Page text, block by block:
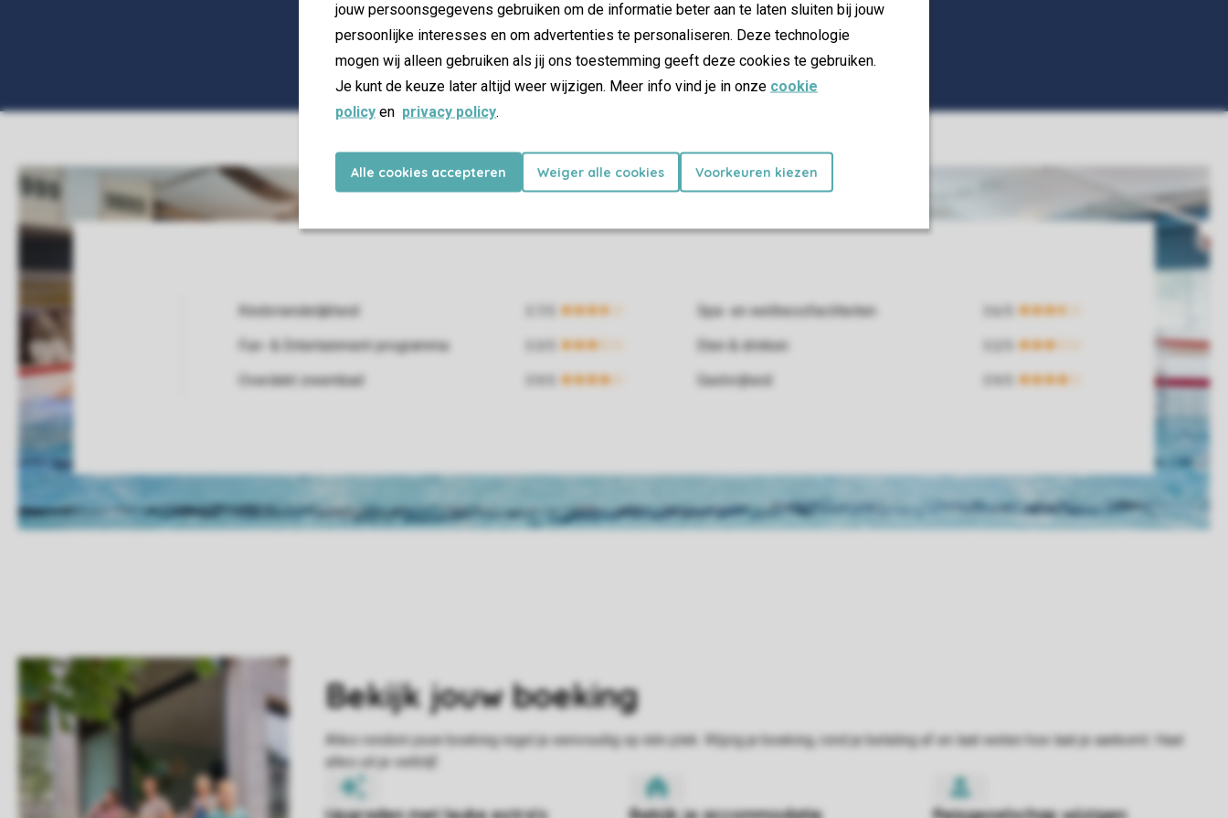
jouw persoonsgegevens gebruiken om de informatie beter aan te laten sluiten bij jouw
persoonlijke interesses en om advertenties te personaliseren. Deze technologie
mogen wij alleen gebruiken als jij ons toestemming geeft deze cookies te gebruiken.
Je kunt de keuze later altijd weer wijzigen. Meer info vind je in onze cookie
policy en privacy policy.
Alle cookies accepteren Weiger alle cookies Voorkeuren kiezen
Service Rating from our guests
Kindvriendelijkheid
Spa- en wellnessfaciliteiten
Fun- & Entertainment-programma
Eten & drinken
Overdekt zwembad
Gastvrijheid